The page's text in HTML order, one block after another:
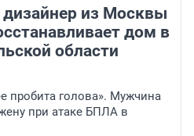
дизайнер из Москвы
дом в
области
пробита голова». Мужчина
при атаке БПЛА в